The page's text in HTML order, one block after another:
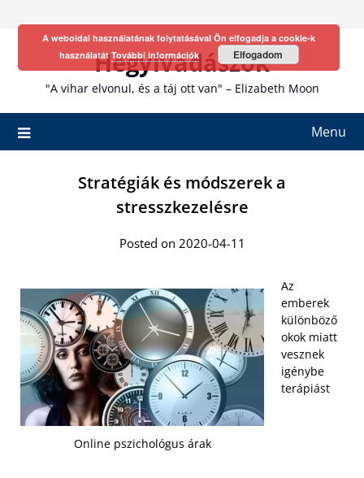
Hegyivadászok
"A vihar elvonul, és a táj ott van" – Elizabeth Moon
Menu
Stratégiák és módszerek a
stresszkezelésre
Posted on 2020-04-11
Online pszichológus árak
Az
emberek
különböző
okok miatt
vesznek
igénybe
terápiást
A weboldal használatának folytatásával Ön elfogadja a cookie-k
használatátTovábbi információk Elfogadom